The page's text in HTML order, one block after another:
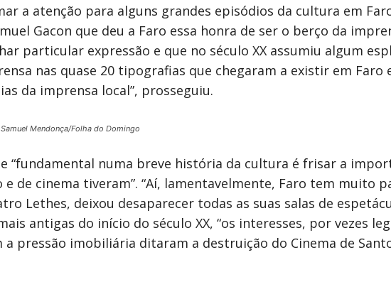
a atenção para alguns grandes episódios da cultura em
Gacon que deu a Faro essa honra de ser o berço da
particular expressão e que no século XX assumiu algum
nas quase 20 tipografias que chegaram a existir em Faro
da imprensa local”, prosseguiu.
Mendonça/Folha do Domingo
“fundamental numa breve história da cultura é frisar a
de cinema tiveram”. “Aí, lamentavelmente, Faro tem muito
Lethes, deixou desaparecer todas as suas salas de
antigas do início do século XX, “os interesses, por vezes
pressão imobiliária ditaram a destruição do Cinema de